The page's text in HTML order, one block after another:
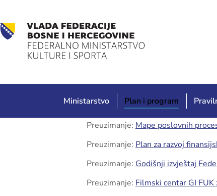
Ministarstvo Plan i program
Preuzimanje: Mape poslovnih
Preuzimanje: Plan za razvoj
Preuzimanje: Godišnji izvještaj
Preuzimanje: Filmski centar GI FUK